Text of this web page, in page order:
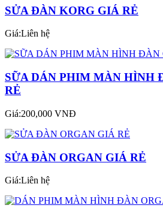
SỬA ĐÀN KORG GIÁ RẺ
Giá:Liên hệ
SỮA DÁN PHIM MÀN HÌNH
RẺ
Giá:200,000 VNĐ
SỬA ĐÀN ORGAN GIÁ RẺ
Giá:Liên hệ